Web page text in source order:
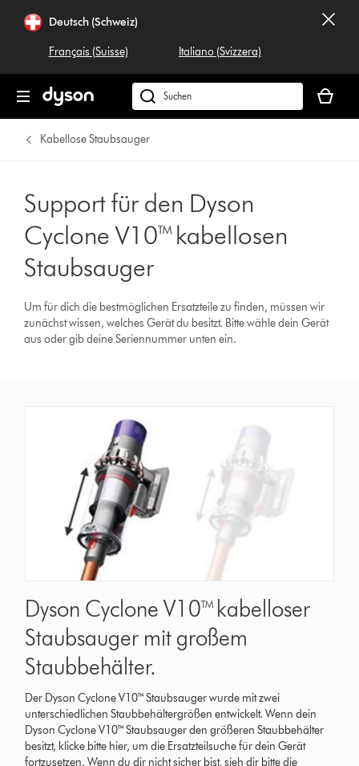
Deutsch (Schweiz)
Français (Suisse) Italiano (Svizzera)
Dyson.ch
durchsuchen
ist
Kabellose Staubsauger
Support für den Dyson
Cyclone V10™ kabellosen
Staubsauger
Um für dich die bestmöglichen Ersatzteile zu finden, müssen wir
zunächst wissen, welches Gerät du besitzt. Bitte wähle dein Gerät
aus oder gib deine Seriennummer unten ein.
Dyson Cyclone V10™ kabelloser
Staubsauger mit großem
Staubbehälter.
Der Dyson Cyclone V10™ Staubsauger wurde mit zwei
unterschiedlichen Staubbehältergrößen entwickelt. Wenn dein
Dyson Cyclone V10™ Staubsauger den größeren Staubbehälter
besitzt, klicke bitte hier, um die Ersatzteilsuche für dein Gerät
fortzusetzen. Wenn du dir nicht sicher bist, sieh dir bitte die